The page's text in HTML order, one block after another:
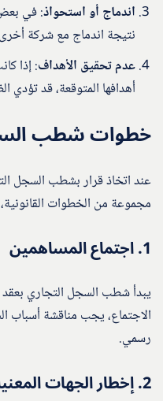
اندماج أو استحواذ: في
نتيجة اندماج مع شركة
عدم تحقيق الأهداف: إذا
أهدافها المتوقعة، قد
خطوات شطب
عند اتخاذ قرار بشطب السجل
مجموعة من الخطوات
1. اجتماع المساهمين
يبدأ شطب السجل التجاري
الاجتماع، يجب مناقشة
رسمي.
2. إخطار الجهات